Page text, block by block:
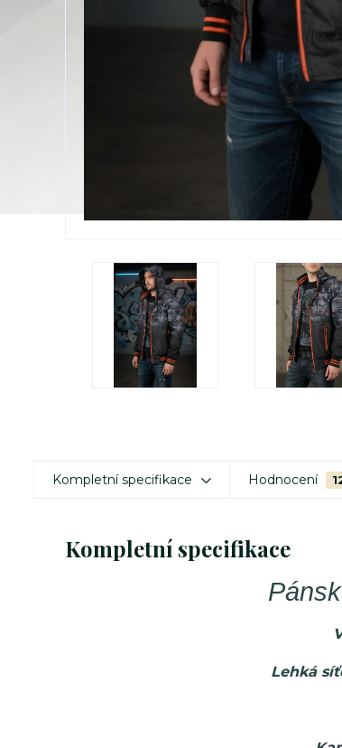
Kompletní specifikace Hodnocení
Kompletní specifikace
Lehká